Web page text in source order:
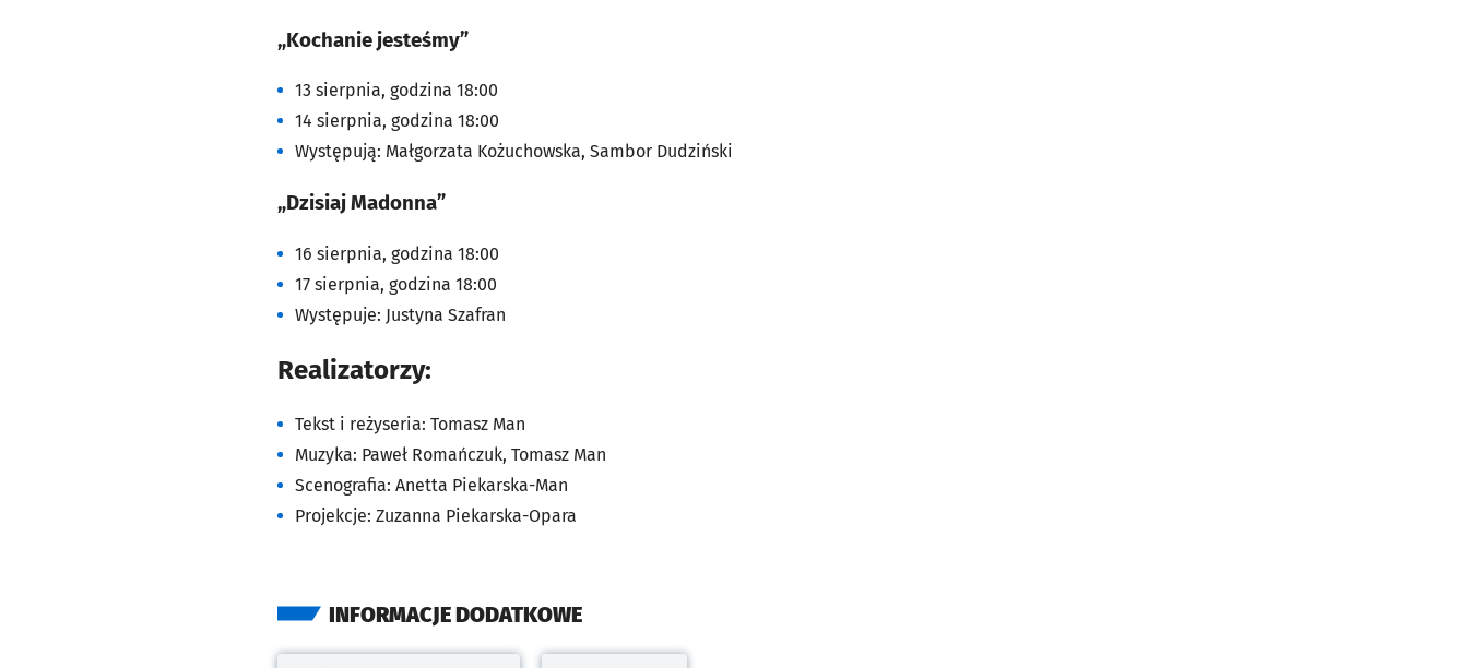
„Kochanie jesteśmy”
13 sierpnia, godzina 18:00
14 sierpnia, godzina 18:00
Występują: Małgorzata Kożuchowska, Sambor Dudziński
„Dzisiaj Madonna”
16 sierpnia, godzina 18:00
17 sierpnia, godzina 18:00
Występuje: Justyna Szafran
Realizatorzy:
Tekst i reżyseria: Tomasz Man
Muzyka: Paweł Romańczuk, Tomasz Man
Scenografia: Anetta Piekarska-Man
Projekcje: Zuzanna Piekarska-Opara
INFORMACJE DODATKOWE